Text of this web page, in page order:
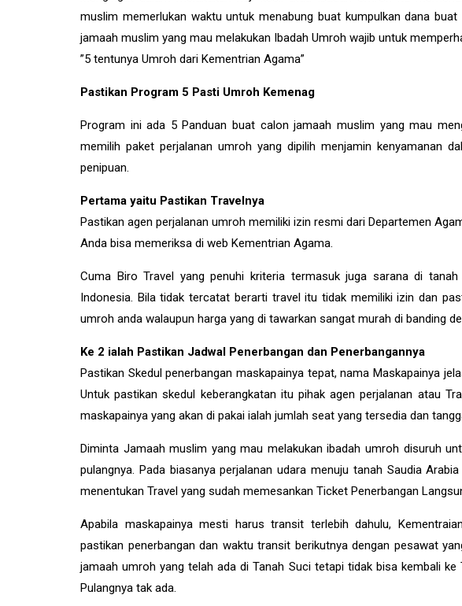
muslim memerlukan waktu untuk menabung buat kumpulkan dana
jamaah muslim yang mau melakukan Ibadah Umroh wajib untuk
”5 tentunya Umroh dari Kementrian Agama”
Pastikan Program 5 Pasti Umroh Kemenag
Program ini ada 5 Panduan buat calon jamaah muslim yang mau
memilih paket perjalanan umroh yang dipilih menjamin kenyamanan
penipuan.
Pertama yaitu Pastikan Travelnya
Pastikan agen perjalanan umroh memiliki izin resmi dari Departemen
Anda bisa memeriksa di web Kementrian Agama.
Cuma Biro Travel yang penuhi kriteria termasuk juga sarana di
Indonesia. Bila tidak tercatat berarti travel itu tidak memiliki izin dan
umroh anda walaupun harga yang di tawarkan sangat murah di banding
Ke 2 ialah Pastikan Jadwal Penerbangan dan Penerbangannya
Pastikan Skedul penerbangan maskapainya tepat, nama Maskapainya
Untuk pastikan skedul keberangkatan itu pihak agen perjalanan atau
maskapainya yang akan di pakai ialah jumlah seat yang tersedia dan
Diminta Jamaah muslim yang mau melakukan ibadah umroh disuruh
pulangnya. Pada biasanya perjalanan udara menuju tanah Saudia
menentukan Travel yang sudah memesankan Ticket Penerbangan
Apabila maskapainya mesti harus transit terlebih dahulu,
pastikan penerbangan dan waktu transit berikutnya dengan pesawat
jamaah umroh yang telah ada di Tanah Suci tetapi tidak bisa kembali
Pulangnya tak ada.